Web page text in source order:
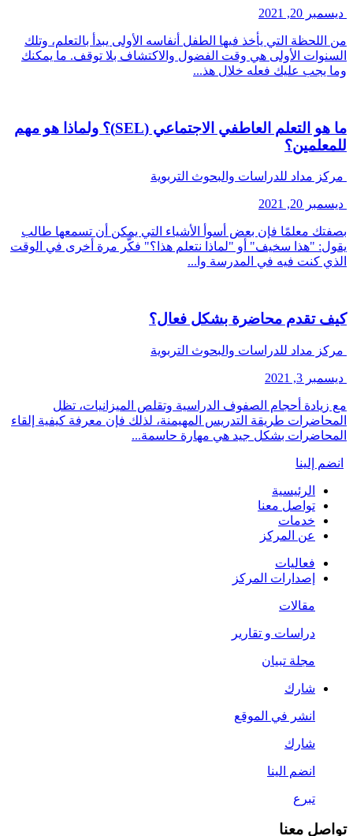
ديسمبر 20, 2021
من اللحظة التي يأخذ فيها الطفل أنفاسه الأولى يبدأ بالتعلم، وتلك
السنوات الأولى هي وقت الفضول والاكتشاف بلا توقف. ما يمكنك
وما يجب عليك فعله خلال هذ...
ما هو التعلم العاطفي الاجتماعي (SEL)؟ ولماذا هو مهم
للمعلمين؟
مركز مداد للدراسات والبحوث التربوية
ديسمبر 20, 2021
بصفتك معلمًا فإن بعض أسوأ الأشياء التي يمكن أن تسمعها طالب
يقول: "هذا سخيف" أو "لماذا نتعلم هذا؟" فكّر مرة أخرى في الوقت
الذي كنت فيه في المدرسة وا...
كيف تقدم محاضرة بشكل فعال؟
مركز مداد للدراسات والبحوث التربوية
ديسمبر 3, 2021
مع زيادة أحجام الصفوف الدراسية وتقلص الميزانيات، تظل
المحاضرات طريقة التدريس المهيمنة، لذلك فإن معرفة كيفية إلقاء
المحاضرات بشكل جيد هي مهارة حاسمة...
انضم إلينا
الرئيسية
تواصل معنا
خدمات
عن المركز
فعاليات
إصدارات المركز
مقالات
دراسات و تقارير
مجلة تبيان
شارك
انشر في الموقع
شارك
انضم الينا
تبرع
تواصل معنا